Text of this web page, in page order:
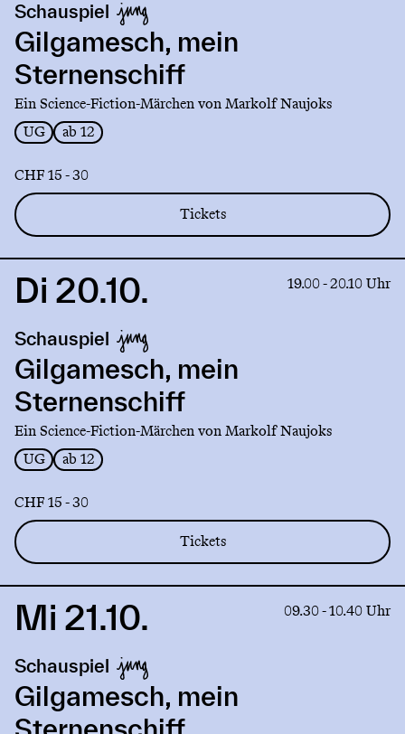
Gilgamesch,
mein
Sternenschiff
Schauspiel
Gilgamesch, mein
Sternenschiff
Ein Science-Fiction-Märchen von Markolf Naujoks
UG
ab 12
CHF 15 - 30
Tickets
Link
Gilgamesch,
mein
Sternenschiff
Di 20.10. 19.00 - 20.10 Uhr
Schauspiel
Gilgamesch, mein
Sternenschiff
Ein Science-Fiction-Märchen von Markolf Naujoks
UG
ab 12
CHF 15 - 30
Tickets
Link
Gilgamesch,
mein
Sternenschiff
Mi 21.10. 09.30 - 10.40 Uhr
Schauspiel
Gilgamesch, mein